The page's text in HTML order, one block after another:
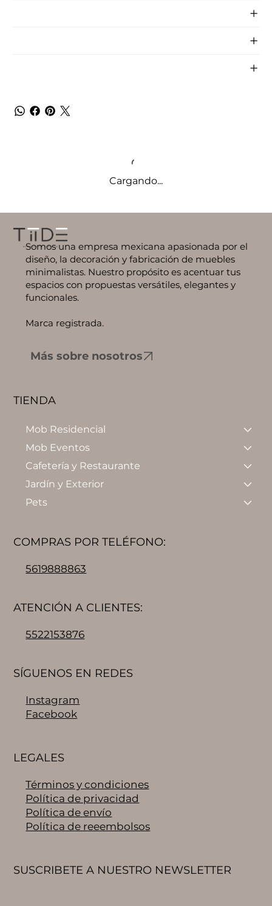
Cargando...
Somos una empresa mexicana apasionada por el
diseño, la decoración y fabricación de muebles
minimalistas. Nuestro propósito es acentuar tus
espacios con propuestas versátiles, elegantes y
funcionales.
Marca registrada.
Más sobre nosotros
SUSCRIBETE A NUESTRO NEWSLETTER
TIENDA
Mob Residencial
Mob Eventos
Cafetería y Restaurante
Jardín y Exterior
Pets
COMPRAS POR TELÉFONO:
5619888863
ATENCIÓN A CLIENTES:
5522153876
SÍGUENOS EN REDES
Instagram
Facebook
LEGALES
Términos y condiciones
Política de privacidad
Política de envío
Política de reeembolsos